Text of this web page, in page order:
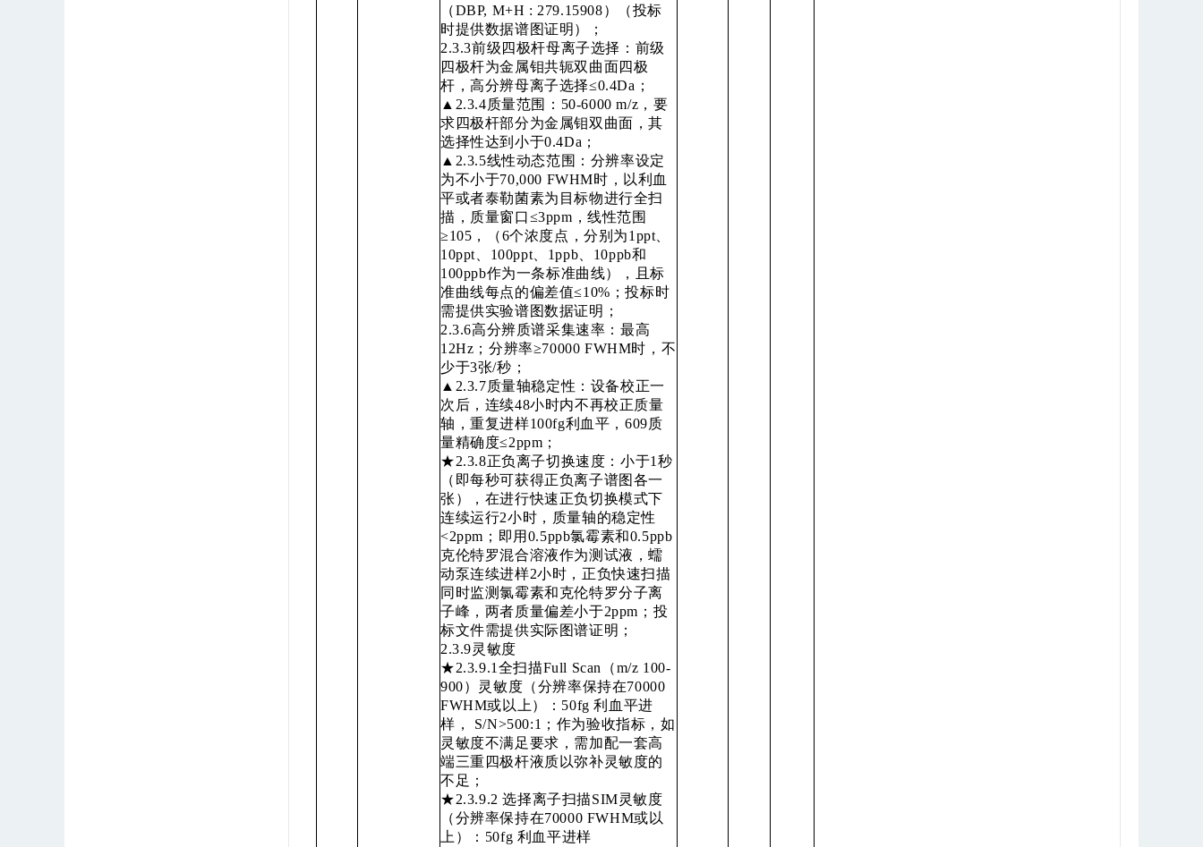
（DBP, M+H : 279.15908）（投标
时提供数据谱图证明）；
2.3.3前级四极杆母离子选择：前级
四极杆为金属钼共轭双曲面四极
杆，高分辨母离子选择≤0.4Da；
▲2.3.4质量范围：50-6000 m/z，要
求四极杆部分为金属钼双曲面，其
选择性达到小于0.4Da；
▲2.3.5线性动态范围：分辨率设定
为不小于70,000 FWHM时，以利血
平或者泰勒菌素为目标物进行全扫
描，质量窗口≤3ppm，线性范围
≥105，（6个浓度点，分别为1ppt、
10ppt、100ppt、1ppb、10ppb和
100ppb作为一条标准曲线），且标
准曲线每点的偏差值≤10%；投标时
需提供实验谱图数据证明；
2.3.6高分辨质谱采集速率：最高
12Hz；分辨率≥70000 FWHM时，不
少于3张/秒；
▲2.3.7质量轴稳定性：设备校正一
次后，连续48小时内不再校正质量
轴，重复进样100fg利血平，609质
量精确度≤2ppm；
★2.3.8正负离子切换速度：小于1秒
（即每秒可获得正负离子谱图各一
张），在进行快速正负切换模式下
连续运行2小时，质量轴的稳定性
<2ppm；即用0.5ppb氯霉素和0.5ppb
克伦特罗混合溶液作为测试液，蠕
动泵连续进样2小时，正负快速扫描
同时监测氯霉素和克伦特罗分子离
子峰，两者质量偏差小于2ppm；投
标文件需提供实际图谱证明；
2.3.9灵敏度
★2.3.9.1全扫描Full Scan（m/z 100-
900）灵敏度（分辨率保持在70000
FWHM或以上）：50fg 利血平进
样， S/N>500:1；作为验收指标，如
灵敏度不满足要求，需加配一套高
端三重四极杆液质以弥补灵敏度的
不足；
★2.3.9.2 选择离子扫描SIM灵敏度
（分辨率保持在70000 FWHM或以
上）：50fg 利血平进样